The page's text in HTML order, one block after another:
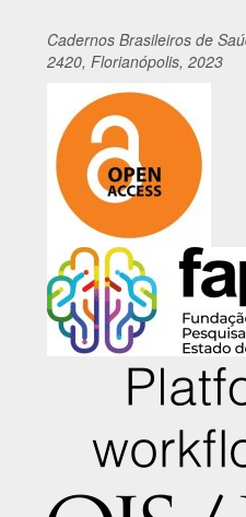
Cadernos Brasileiros de
2420, Florianópolis, 2023